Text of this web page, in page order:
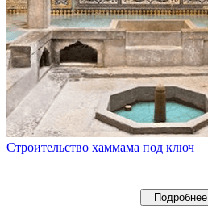
Строительство хаммама под ключ
Подробнее